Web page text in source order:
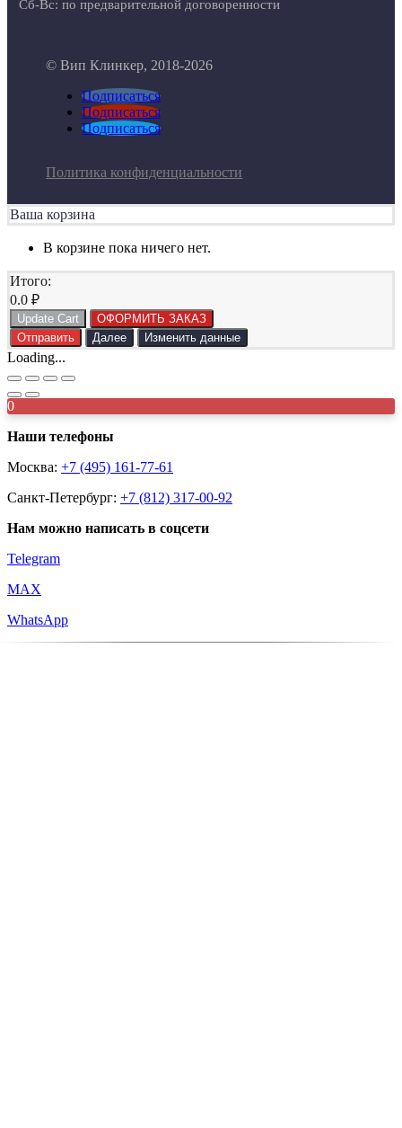
Сб-Вс: по предварительной договоренности
© Вип Клинкер, 2018-2026
Подписаться
Подписаться
Подписаться
Политика конфиденциальности
Ваша корзина
В корзине пока ничего нет.
Итого:
0.0 ₽
Update Cart
ОФОРМИТЬ ЗАКАЗ
Отправить
Далее Изменить данные
Loading...
0
Наши телефоны
Москва: +7 (495) 161-77-61
Санкт-Петербург: +7 (812) 317-00-92
Нам можно написать в соцсети
Telegram
MAX
WhatsApp